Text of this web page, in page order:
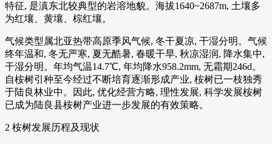
特征, 是滇东北较典型的岩溶地貌。海拔1640~2687m, 土壤多
为红壤、黄壤、棕红壤。
气候类型属北亚热带高原季风气候, 冬干夏凉, 干湿分明。气候
终年温和, 冬无严寒, 夏无酷暑, 春暖干旱, 秋凉湿润, 降水集中,
干湿分明。年均气温14.7℃, 年均降水958.2mm, 无霜期246d。
自桉树引种至今经过不断培育逐渐形成产业, 桉树已一枝独秀
于陆良林业中。因此, 优化经营方略, 理性发展, 科学发展桉树
已成为陆良县桉树产业进一步发展的有效策略。
2 桉树发展历程及现状